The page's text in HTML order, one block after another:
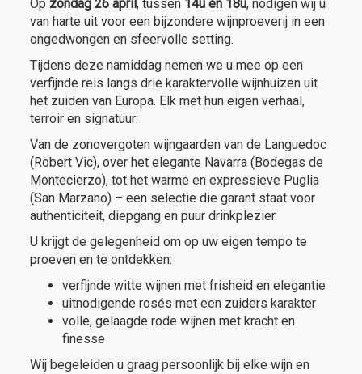
Op zondag 26 april, tussen 14u en 18u, nodigen wij u
van harte uit voor een bijzondere wijnproeverij in een
ongedwongen en sfeervolle setting.
Tijdens deze namiddag nemen we u mee op een
verfijnde reis langs drie karaktervolle wijnhuizen uit
het zuiden van Europa. Elk met hun eigen verhaal,
terroir en signatuur:
Van de zonovergoten wijngaarden van de Languedoc
(Robert Vic), over het elegante Navarra (Bodegas de
Montecierzo), tot het warme en expressieve Puglia
(San Marzano) – een selectie die garant staat voor
authenticiteit, diepgang en puur drinkplezier.
U krijgt de gelegenheid om op uw eigen tempo te
proeven en te ontdekken:
verfijnde witte wijnen met frisheid en elegantie
uitnodigende rosés met een zuiders karakter
volle, gelaagde rode wijnen met kracht en
finesse
Wij begeleiden u graag persoonlijk bij elke wijn en